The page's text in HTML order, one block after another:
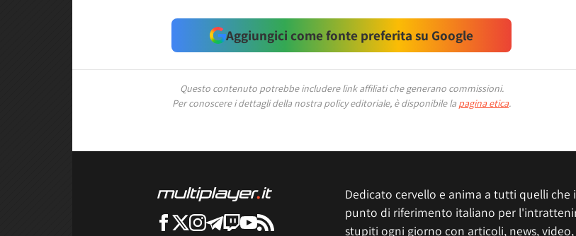
Aggiungici come fonte preferita su Google
Questo contenuto potrebbe includere link affiliati che generano commissioni.
Per conoscere i dettagli della nostra policy editoriale, è disponibile la pagina etica.
Dedicato cervello e anima a tutti quelli
punto di riferimento italiano per
stupiti ogni giorno con articoli, news,